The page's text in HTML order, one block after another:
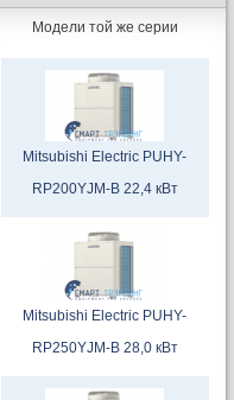
Модели той же серии
Mitsubishi Electric PUHY-
RP200YJM-B 22,4 кВт
Mitsubishi Electric PUHY-
RP250YJM-B 28,0 кВт